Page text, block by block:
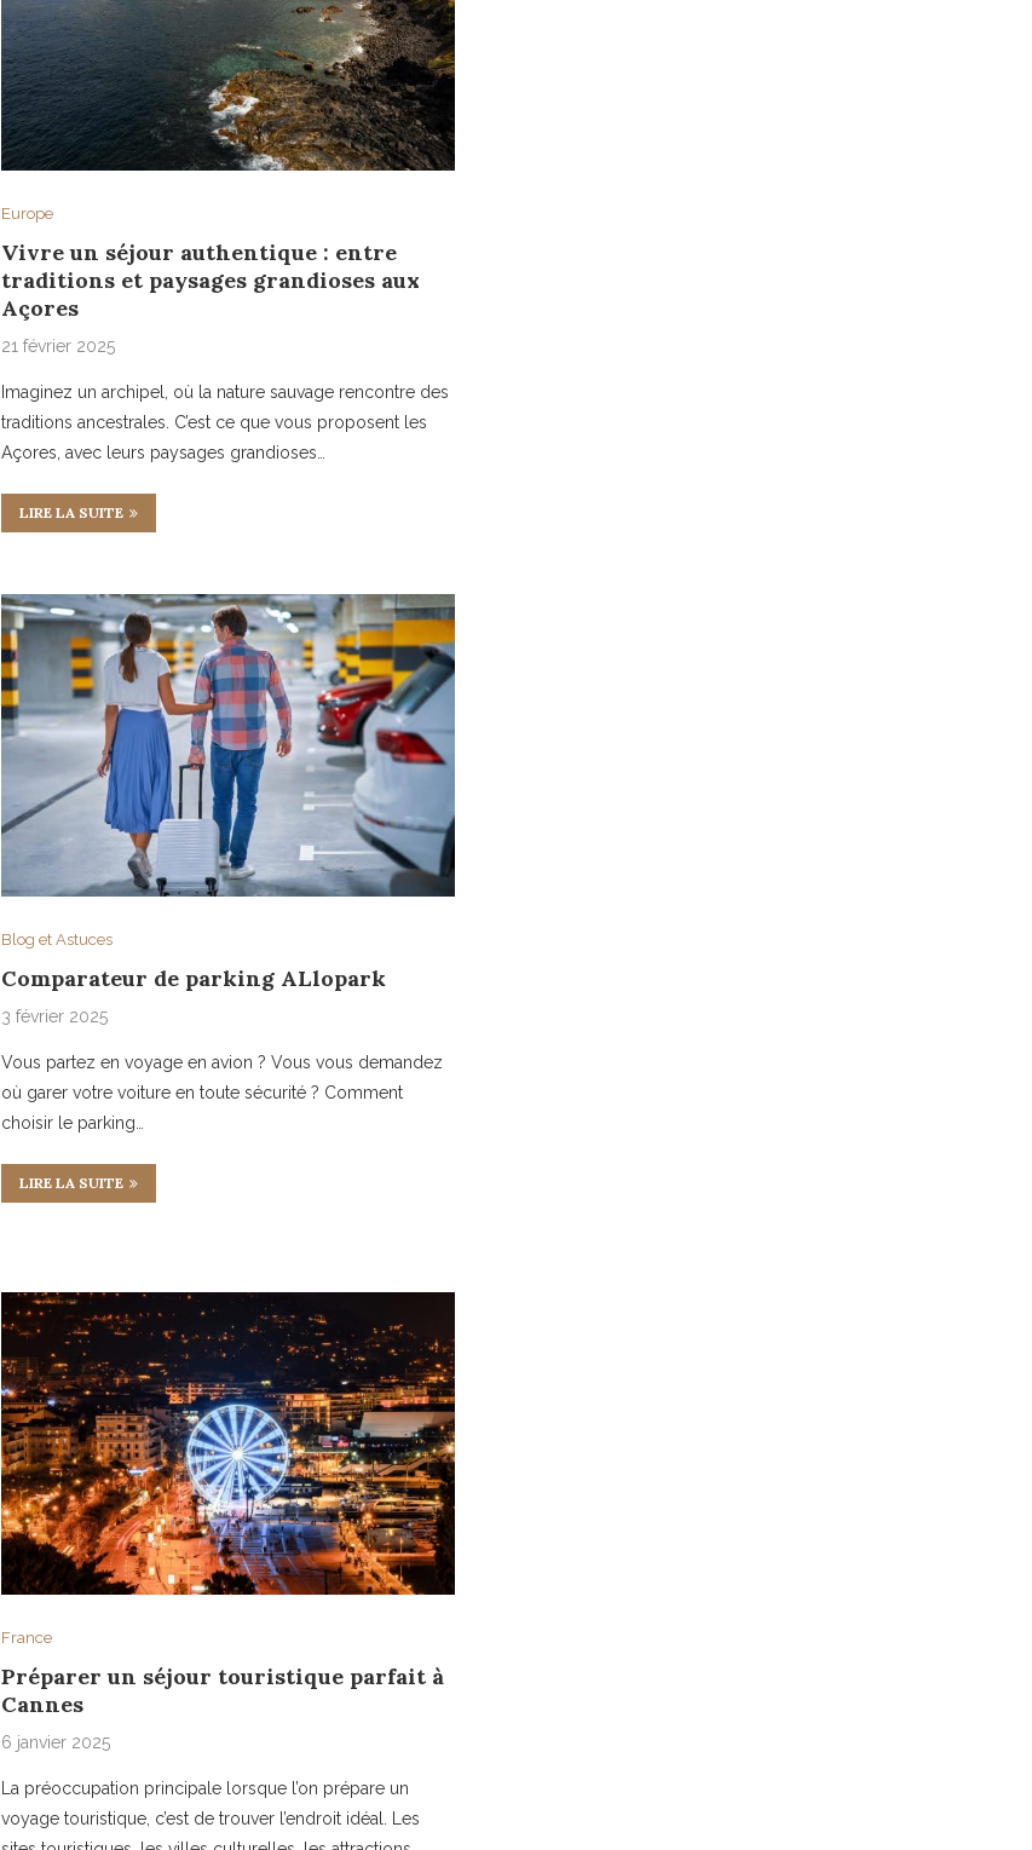
Europe
Vivre un séjour authentique : entre
traditions et paysages grandioses aux
Açores
21 février 2025
Imaginez un archipel, où la nature sauvage rencontre des
traditions ancestrales. C’est ce que vous proposent les
Açores, avec leurs paysages grandioses…
LIRE LA SUITE
Blog et Astuces
Comparateur de parking ALlopark
3 février 2025
Vous partez en voyage en avion ? Vous vous demandez
où garer votre voiture en toute sécurité ? Comment
choisir le parking…
LIRE LA SUITE
France
Préparer un séjour touristique parfait à
Cannes
6 janvier 2025
La préoccupation principale lorsque l’on prépare un
voyage touristique, c’est de trouver l’endroit idéal. Les